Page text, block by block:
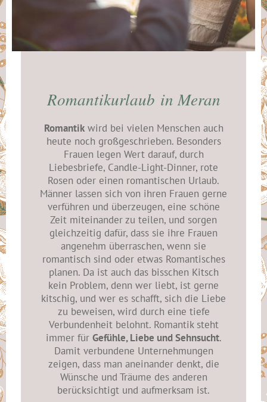
Romantikurlaub in Meran
Romantikwird bei vielen Menschen auch
heute noch großgeschrieben. Besonders
Frauen legen Wert darauf, durch
Liebesbriefe, Candle-Light-Dinner, rote
Rosen oder einen romantischen Urlaub.
Männer lassen sich von ihren Frauen gerne
verführen und überzeugen, eine schöne
Zeit miteinander zu teilen, und sorgen
gleichzeitig dafür, dass sie ihre Frauen
angenehm überraschen, wenn sie
romantisch sind oder etwas Romantisches
planen. Da ist auch das bisschen Kitsch
kein Problem, denn wer liebt, ist gerne
kitschig, und wer es schafft, sich die Liebe
zu beweisen, wird durch eine tiefe
Verbundenheit belohnt. Romantik steht
immer für Gefühle, Liebe und Sehnsucht.
Damit verbundene Unternehmungen
zeigen, dass man aneinander denkt, die
Wünsche und Träume des anderen
berücksichtigt und aufmerksam ist.